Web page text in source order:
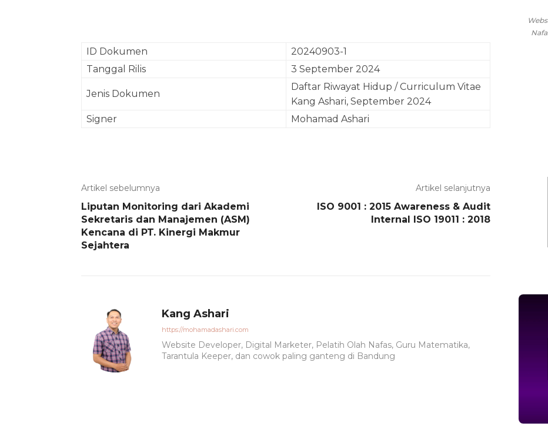
ID Dokumen
20240903-1
Tanggal Rilis
3 September 2024
Jenis Dokumen
Daftar Riwayat Hidup / Curriculum Vitae
Kang Ashari, September 2024
Signer
Mohamad Ashari
Artikel sebelumnya
Liputan Monitoring dari Akademi
Sekretaris dan Manajemen (ASM)
Kencana di PT. Kinergi Makmur
Sejahtera
Artikel selanjutnya
ISO 9001 : 2015 Awareness & Audit
Internal ISO 19011 : 2018
Kang Ashari
https://mohamadashari.com
Website Developer, Digital Marketer, Pelatih Olah Nafas, Guru Matematika,
Tarantula Keeper, dan cowok paling ganteng di Bandung